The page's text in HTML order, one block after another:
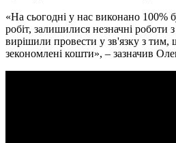
«На сьогодні у нас виконано 100%
робіт, залишилися незначні роботи
вирішили провести у зв'язку з
зекономлені кошти», – зазначив